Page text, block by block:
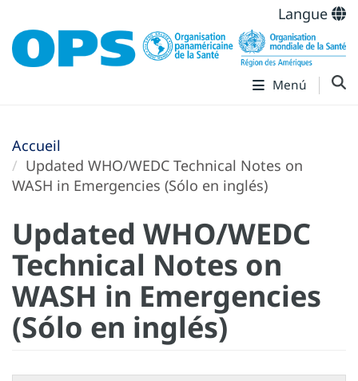
Langue
Menú
Accueil
Updated WHO/WEDC Technical Notes on
WASH in Emergencies (Sólo en inglés)
Updated WHO/WEDC
Technical Notes on
WASH in Emergencies
(Sólo en inglés)